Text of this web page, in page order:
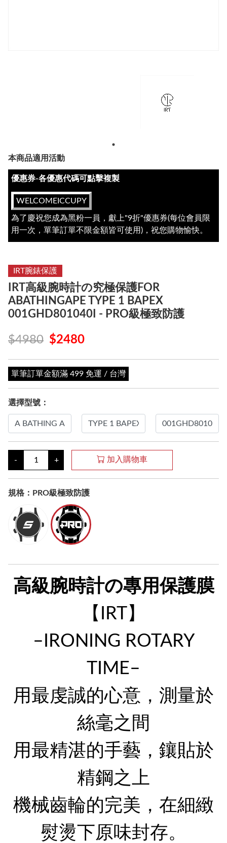
本商品適用活動
優惠券-各優惠代碼可點擊複製
WELCOMEICCUPY
為了慶祝您成為黑粉一員，獻上"9折"優惠券(每位會員限
用一次，單筆訂單不限金額皆可使用)，祝您購物愉快。
IRT腕錶保護
IRT高級腕時計の究極保護FOR
ABATHINGAPE TYPE 1 BAPEX
001GHD801040I - PRO級極致防護
$4980 $2480
單筆訂單金額滿 499 免運 / 台灣
選擇型號：
- + 加入購物車
規格：PRO級極致防護
高級腕時計の專用保護膜
【IRT】
–IRONING ROTARY
TIME–
用最虔誠的心意，測量於
絲毫之間
用最精湛的手藝，鑲貼於
精鋼之上
機械齒輪的完美，在細緻
熨燙下原味封存。